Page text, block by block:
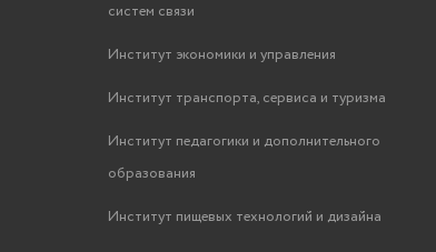
систем связи
Институт экономики и управления
Институт транспорта, сервиса и туризма
Институт педагогики и дополнительного
образования
Институт пищевых технологий и дизайна